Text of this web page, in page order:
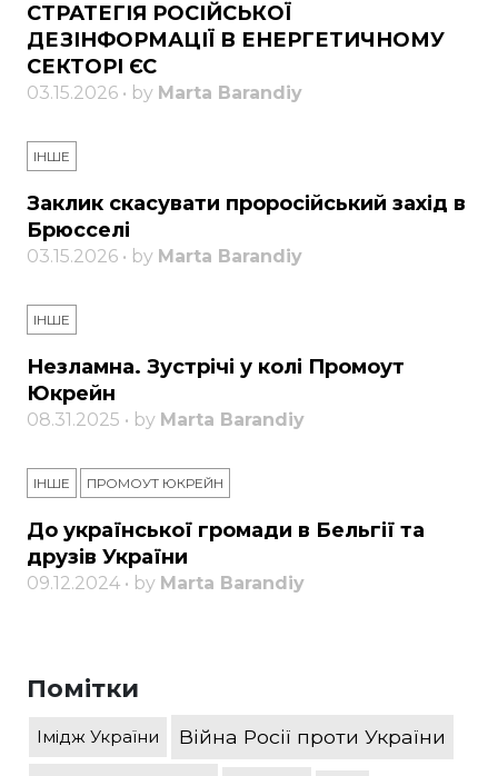
СТРАТЕГІЯ РОСІЙСЬКОЇ
ДЕЗІНФОРМАЦІЇ В ЕНЕРГЕТИЧНОМУ
СЕКТОРІ ЄС
03.15.2026 • by Marta Barandiy
ІНШЕ
Заклик скасувати проросійський захід в
Брюсселі
03.15.2026 • by Marta Barandiy
ІНШЕ
Незламна. Зустрічі у колі Промоут
Юкрейн
08.31.2025 • by Marta Barandiy
ІНШЕ ПРОМОУТ ЮКРЕЙН
До української громади в Бельгії та
друзів України
09.12.2024 • by Marta Barandiy
Помітки
Імідж України Війна Росії проти України